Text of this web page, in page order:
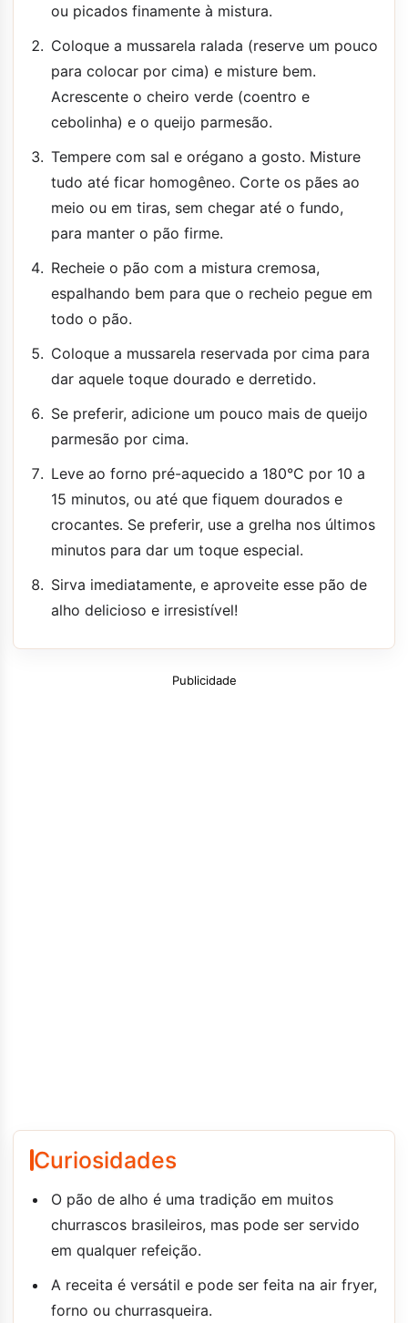
ou picados finamente à mistura.
Coloque a mussarela ralada (reserve um pouco
para colocar por cima) e misture bem.
Acrescente o cheiro verde (coentro e
cebolinha) e o queijo parmesão.
Tempere com sal e orégano a gosto. Misture
tudo até ficar homogêneo. Corte os pães ao
meio ou em tiras, sem chegar até o fundo,
para manter o pão firme.
Recheie o pão com a mistura cremosa,
espalhando bem para que o recheio pegue em
todo o pão.
Coloque a mussarela reservada por cima para
dar aquele toque dourado e derretido.
Se preferir, adicione um pouco mais de queijo
parmesão por cima.
Leve ao forno pré-aquecido a 180°C por 10 a
15 minutos, ou até que fiquem dourados e
crocantes. Se preferir, use a grelha nos últimos
minutos para dar um toque especial.
Sirva imediatamente, e aproveite esse pão de
alho delicioso e irresistível!
Publicidade
Curiosidades
O pão de alho é uma tradição em muitos
churrascos brasileiros, mas pode ser servido
em qualquer refeição.
A receita é versátil e pode ser feita na air fryer,
forno ou churrasqueira.